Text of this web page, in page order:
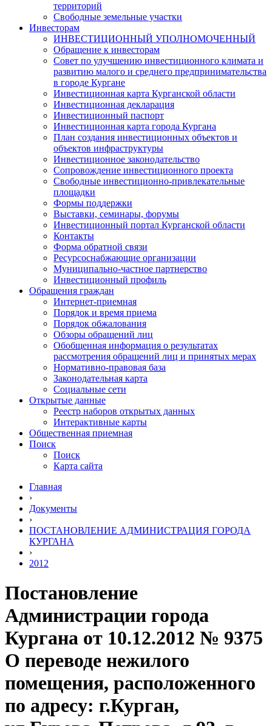
территорий
Свободные земельные участки
Инвесторам
ИНВЕСТИЦИОННЫЙ УПОЛНОМОЧЕННЫЙ
Обращение к инвесторам
Совет по улучшению инвестиционного климата и
развитию малого и среднего предпринимательства
в городе Кургане
Инвестиционная карта Курганской области
Инвестиционная декларация
Инвестиционный паспорт
Инвестиционная карта города Кургана
План создания инвестиционных объектов и
объектов инфраструктуры
Инвестиционное законодательство
Сопровождение инвестиционного проекта
Свободные инвестиционно-привлекательные
площадки
Формы поддержки
Выставки, семинары, форумы
Инвестиционный портал Курганской области
Контакты
Форма обратной связи
Ресурсоснабжающие организации
Муниципально-частное партнерство
Инвестиционный профиль
Обращения граждан
Интернет-приемная
Порядок и время приема
Порядок обжалования
Обзоры обращений лиц
Обобщенная информация о результатах
рассмотрения обращений лиц и принятых мерах
Нормативно-правовая база
Законодательная карта
Социальные сети
Открытые данные
Реестр наборов открытых данных
Интерактивные карты
Общественная приемная
Поиск
Поиск
Карта сайта
Главная
›
Документы
›
ПОСТАНОВЛЕНИЕ АДМИНИСТРАЦИЯ ГОРОДА
КУРГАНА
›
2012
Постановление
Администрации города
Кургана от 10.12.2012 № 9375
О переводе нежилого
помещения, расположенного
по адресу: г.Курган,